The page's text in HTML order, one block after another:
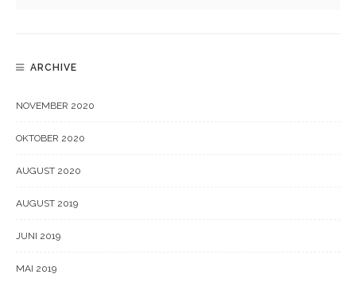
ARCHIVE
NOVEMBER 2020
OKTOBER 2020
AUGUST 2020
AUGUST 2019
JUNI 2019
MAI 2019